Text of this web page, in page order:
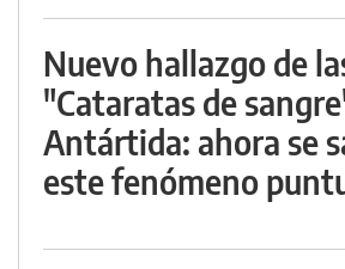
Nuevo hallazgo de
"Cataratas de
Antártida: ahora se
este fenómeno